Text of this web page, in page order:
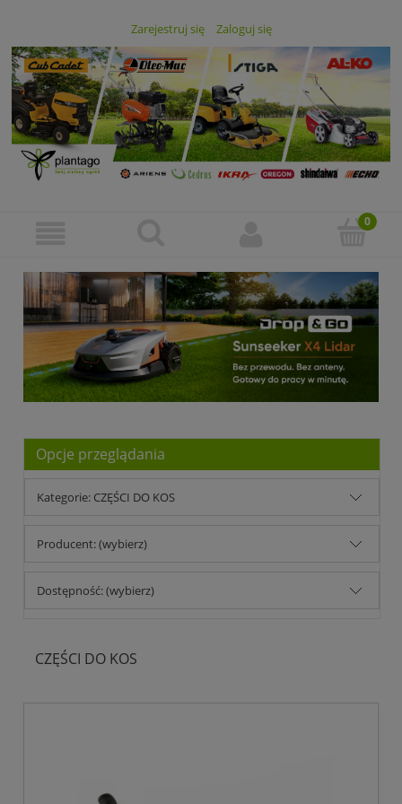
Zarejestruj się Zaloguj się
Opcje przeglądania
Kategorie: CZĘŚCI DO KOS
Producent: (wybierz)
Dostępność: (wybierz)
CZĘŚCI DO KOS